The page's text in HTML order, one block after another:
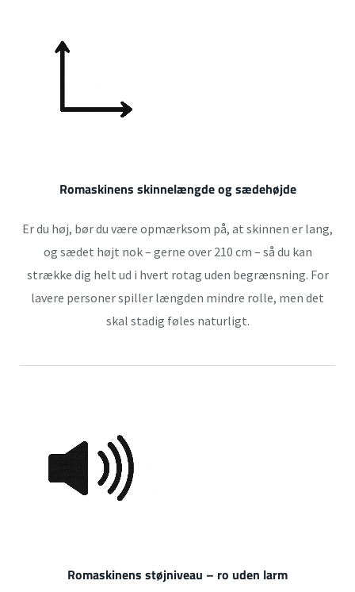
Romaskinens skinnelængde og sædehøjde
Er du høj, bør du være opmærksom på, at skinnen er lang,
og sædet højt nok – gerne over 210 cm – så du kan
strække dig helt ud i hvert rotag uden begrænsning. For
lavere personer spiller længden mindre rolle, men det
skal stadig føles naturligt.
Romaskinens støjniveau – ro uden larm